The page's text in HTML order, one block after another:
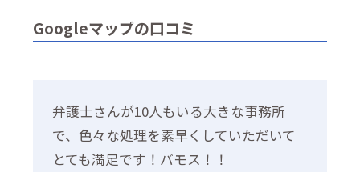
Googleマップの口コミ
弁護士さんが10人もいる大きな事務所
で、色々な処理を素早くしていただいて
とても満足です！バモス！！